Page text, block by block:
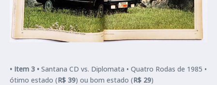
• Item 3 • Santana CD vs. Diplomata • Quatro Rodas de 1985 •
ótimo estado (R$ 39) ou bom estado (R$ 29)